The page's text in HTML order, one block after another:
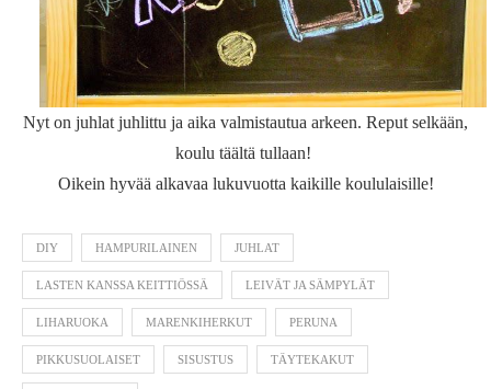
Nyt on juhlat juhlittu ja aika valmistautua arkeen. Reput selkään,
koulu täältä tullaan!
Oikein hyvää alkavaa lukuvuotta kaikille koululaisille!
DIY HAMPURILAINEN JUHLAT
LASTEN KANSSA KEITTIÖSSÄ LEIVÄT JA SÄMPYLÄT
LIHARUOKA MARENKIHERKUT PERUNA
PIKKUSUOLAISET SISUSTUS TÄYTEKAKUT